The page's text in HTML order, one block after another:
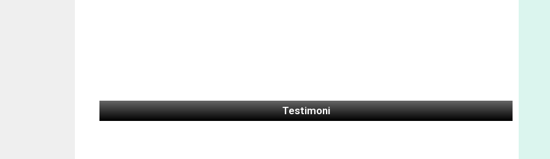
Testimoni